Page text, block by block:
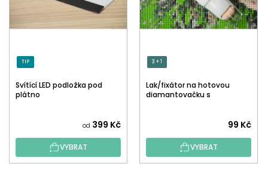
TIP
Svítící LED podložka pod
plátno
od 399 Kč
VYBRAT
3 + 1
Lak/fixátor na hotovou
diamantovačku s
hodnocení
produktu
je
99 Kč
VYBRAT